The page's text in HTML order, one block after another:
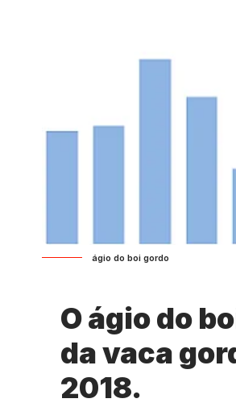
ágio do boi gordo
O ágio do
da vaca
2018.